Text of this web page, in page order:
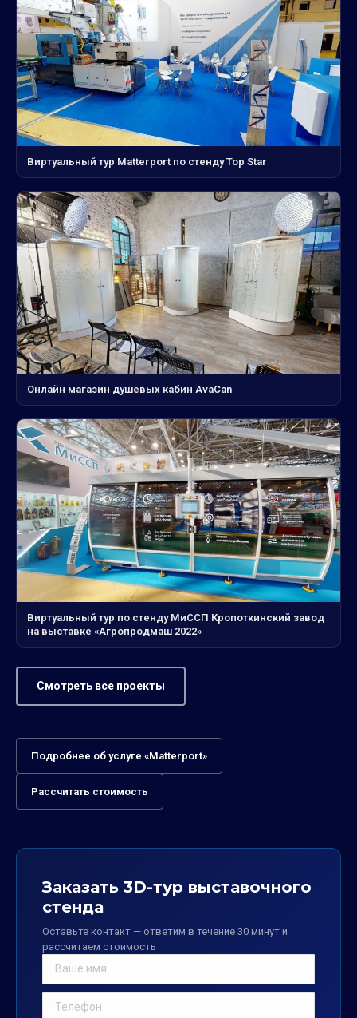
Виртуальный тур Matterport по стенду Top Star
Онлайн магазин душевых кабин AvaCan
Виртуальный тур по стенду МиССП Кропоткинский завод
на выставке «Агропродмаш 2022»
Смотреть все проекты
Подробнее об услуге «Matterport»
Рассчитать стоимость
Заказать 3D-тур выставочного
стенда
Оставьте контакт — ответим в течение 30 минут и
рассчитаем стоимость